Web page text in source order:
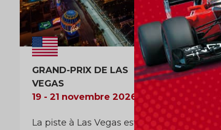
GRAND-PRIX DE LAS
VEGAS
19 - 21 novembre 2026
La piste à Las Vegas est
01 -
La
en